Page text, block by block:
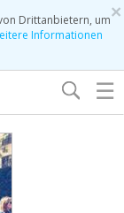
×
Drittanbietern, um
Informationen
☰